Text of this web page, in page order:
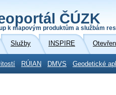
ČÚZK
k mapovým produktům a službám
Služby INSPIRE
RÚIAN DMVS Geodetické